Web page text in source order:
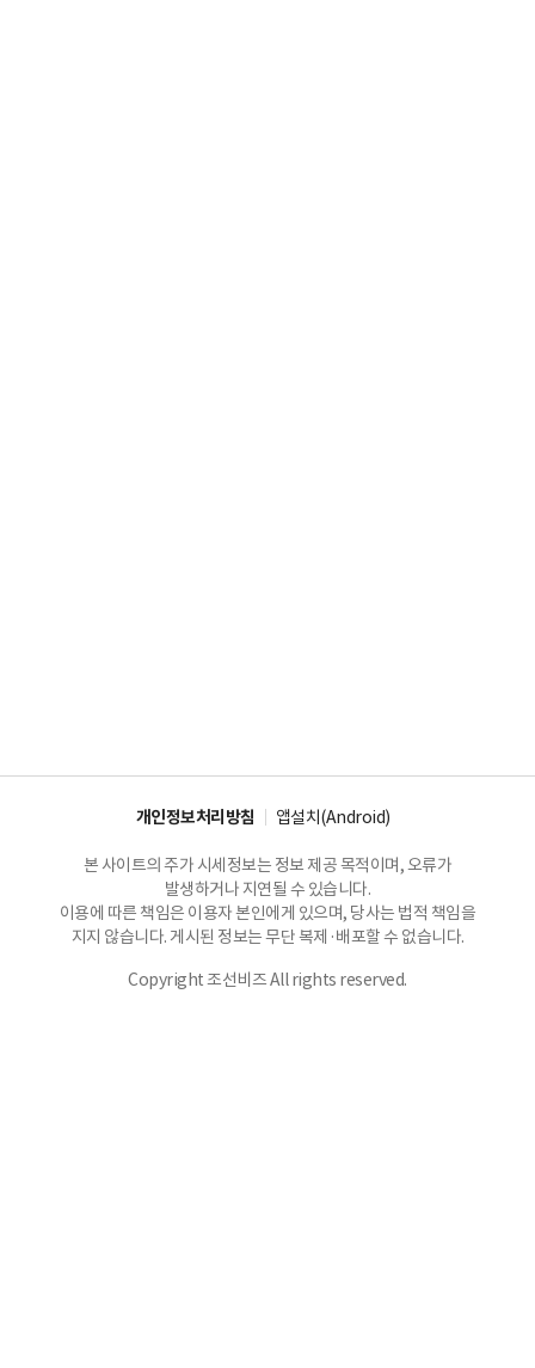
개인정보처리방침 앱설치(Android)
본 사이트의 주가 시세정보는 정보 제공 목적이며, 오류가
발생하거나 지연될 수 있습니다.
이용에 따른 책임은 이용자 본인에게 있으며, 당사는 법적 책임을
지지 않습니다. 게시된 정보는 무단 복제·배포할 수 없습니다.
Copyright 조선비즈 All rights reserved.